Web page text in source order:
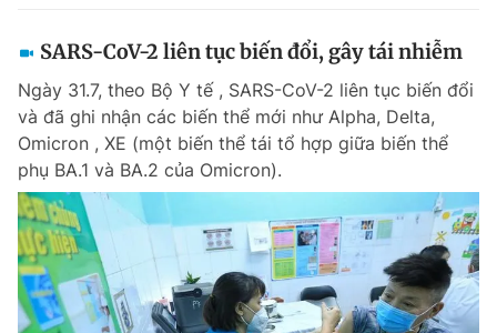
SARS-CoV-2 liên tục biến đổi, gây tái nhiễm
Ngày 31.7, theo Bộ Y tế , SARS-CoV-2 liên tục biến đổi
và đã ghi nhận các biến thể mới như Alpha, Delta,
Omicron , XE (một biến thể tái tổ hợp giữa biến thể
phụ BA.1 và BA.2 của Omicron).